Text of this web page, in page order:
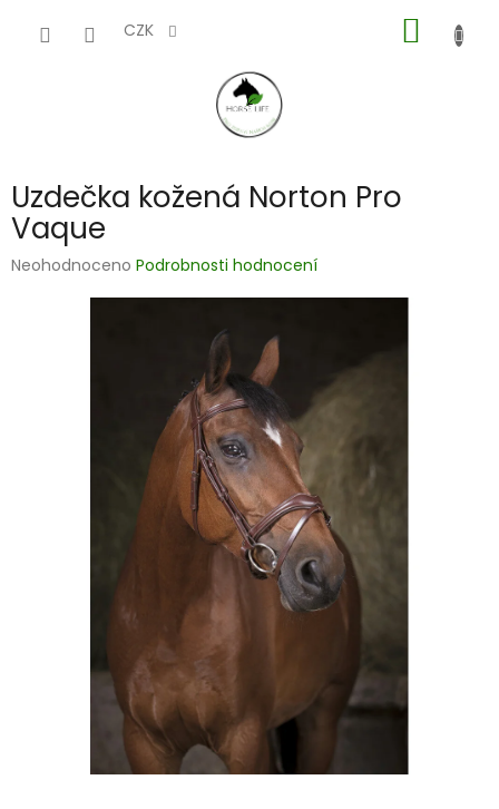
CZK
KOŠÍK
Uzdečka kožená Norton Pro
Vaque
Průměrné
Neohodnoceno Podrobnosti hodnocení